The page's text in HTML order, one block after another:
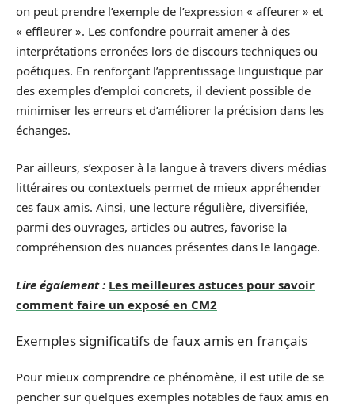
on peut prendre l’exemple de l’expression « affeurer » et
« effleurer ». Les confondre pourrait amener à des
interprétations erronées lors de discours techniques ou
poétiques. En renforçant l’apprentissage linguistique par
des exemples d’emploi concrets, il devient possible de
minimiser les erreurs et d’améliorer la précision dans les
échanges.
Par ailleurs, s’exposer à la langue à travers divers médias
littéraires ou contextuels permet de mieux appréhender
ces faux amis. Ainsi, une lecture régulière, diversifiée,
parmi des ouvrages, articles ou autres, favorise la
compréhension des nuances présentes dans le langage.
Lire également : Les meilleures astuces pour savoir
comment faire un exposé en CM2
Exemples significatifs de faux amis en français
Pour mieux comprendre ce phénomène, il est utile de se
pencher sur quelques exemples notables de faux amis en